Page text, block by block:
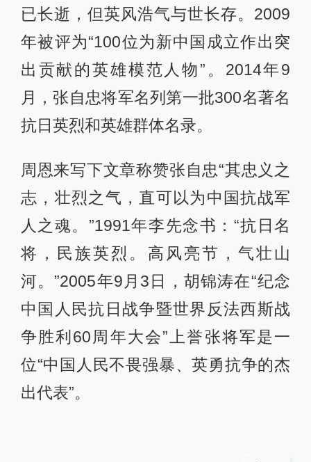
已长逝，但英风浩气与世长存。2009
年被评为“100位为新中国成立作出突
出贡献的英雄模范人物”。2014年9
月，张自忠将军名列第一批300名著名
抗日英烈和英雄群体名录。
周恩来写下文章称赞张自忠“其忠义之
志，壮烈之气，直可以为中国抗战军
人之魂。”1991年李先念书：“抗日名
将，民族英烈。高风亮节，气壮山
河。”2005年9月3日，胡锦涛在“纪念
中国人民抗日战争暨世界反法西斯战
争胜利60周年大会”上誉张将军是一
位“中国人民不畏强暴、英勇抗争的杰
出代表”。